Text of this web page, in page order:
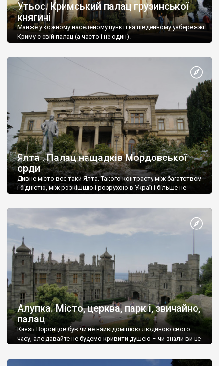
Утьос. Кримський палац грузинської
княгині
Майже у кожному населеному пункті на південному узбережжі
Криму є свій палац (а часто і не один).
Ялта . Палац нащадків Мордовської
орди
Дивне місто все таки Ялта. Такого контрасту між багатством
і бідністю, між розкішшю і розрухою в Україні більше не
Алупка. Місто, церква, парк і, звичайно,
палац
Князь Воронцов був чи не найвідомішою людиною свого
часу, але давайте не будемо кривити душею – чи знали ви це